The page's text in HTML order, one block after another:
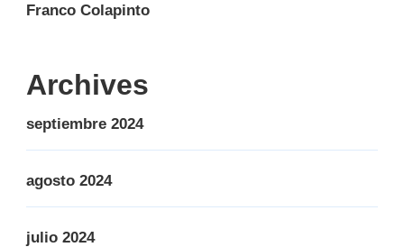
Franco Colapinto
Archives
septiembre 2024
agosto 2024
julio 2024